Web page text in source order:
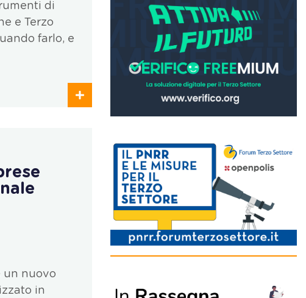
di
e Terzo
farlo, e
un nuovo
in